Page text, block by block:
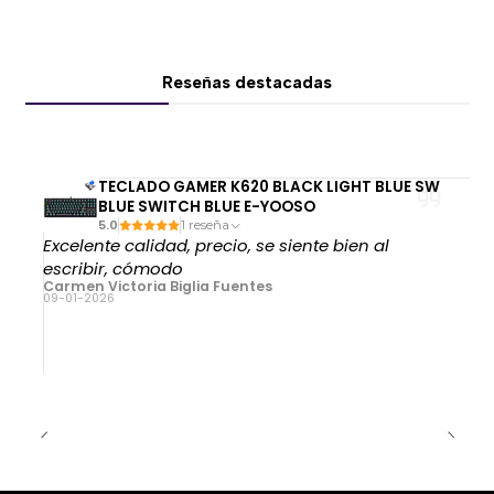
Windows
Linux
🎯 Switches LEOBOG Reaper prelubricados
Los switches Reaper entregan:
Reseñas destacadas
TECLADO GAMER K620 BLACK LIGHT BLUE SW
BLUE SWITCH BLUE E-YOOSO
5.0 1 reseña
Excelente calidad, precio, se siente bien al
escribir, cómodo
Carmen Victoria Biglia Fuentes
09-01-2026